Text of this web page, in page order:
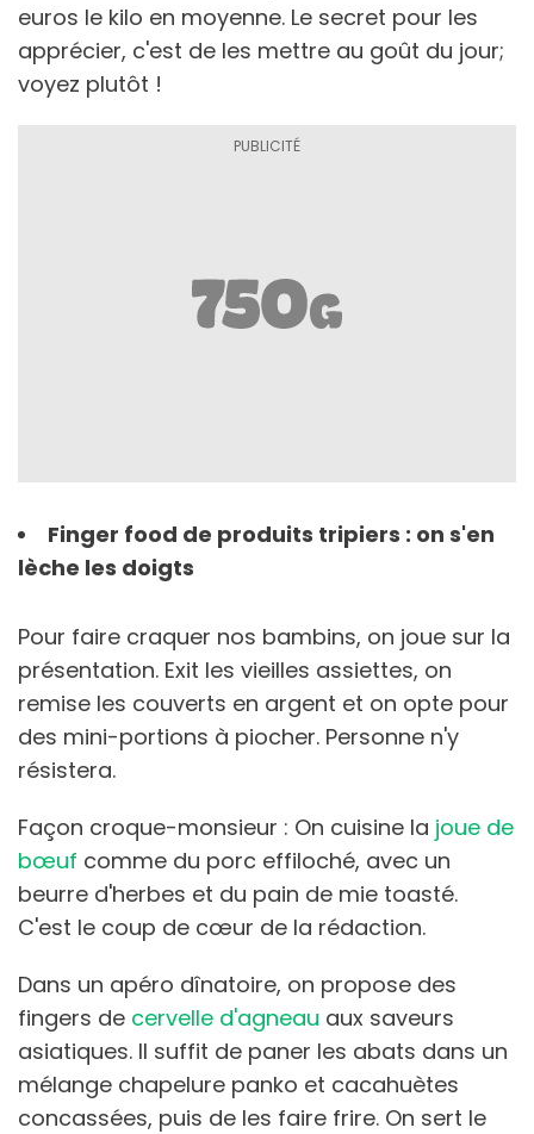
euros le kilo en moyenne. Le secret pour les
apprécier, c'est de les mettre au goût du jour;
voyez plutôt !
Finger food de produits tripiers : on s'en
lèche les doigts
Pour faire craquer nos bambins, on joue sur la
présentation. Exit les vieilles assiettes, on
remise les couverts en argent et on opte pour
des mini-portions à piocher. Personne n'y
résistera.
Façon croque-monsieur : On cuisine la joue de
bœuf comme du porc effiloché, avec un
beurre d'herbes et du pain de mie toasté.
C'est le coup de cœur de la rédaction.
Dans un apéro dînatoire, on propose des
fingers de cervelle d'agneau aux saveurs
asiatiques. Il suffit de paner les abats dans un
mélange chapelure panko et cacahuètes
concassées, puis de les faire frire. On sert le